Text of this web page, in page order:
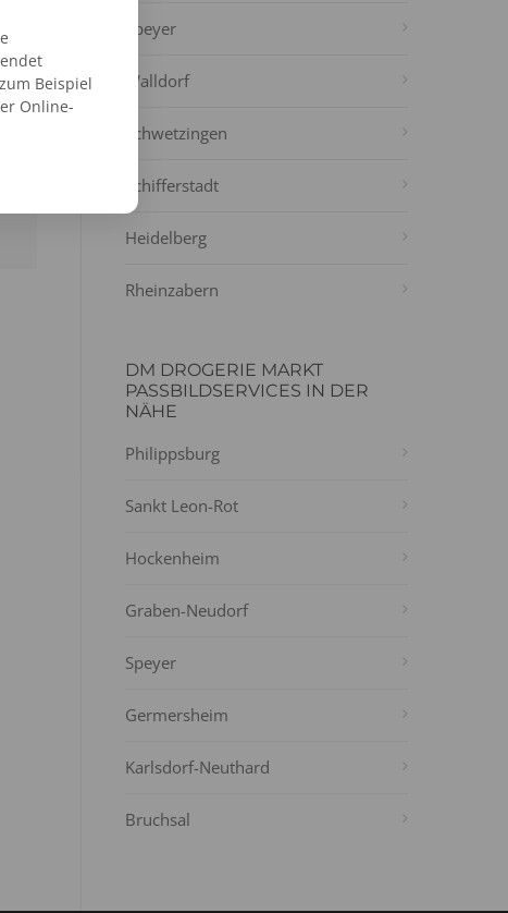
Speyer
Walldorf
Schwetzingen
Schifferstadt
Heidelberg
Rheinzabern
DM DROGERIE MARKT
PASSBILDSERVICES IN DER
NÄHE
Philippsburg
Sankt Leon-Rot
Hockenheim
Graben-Neudorf
Speyer
Germersheim
Karlsdorf-Neuthard
Bruchsal
Beispiel
Online-